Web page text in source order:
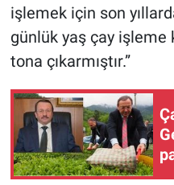
işlemek için son
günlük yaş çay
tona çıkarmıştır.”